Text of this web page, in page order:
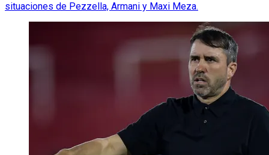
situaciones de Pezzella, Armani y Maxi Meza.